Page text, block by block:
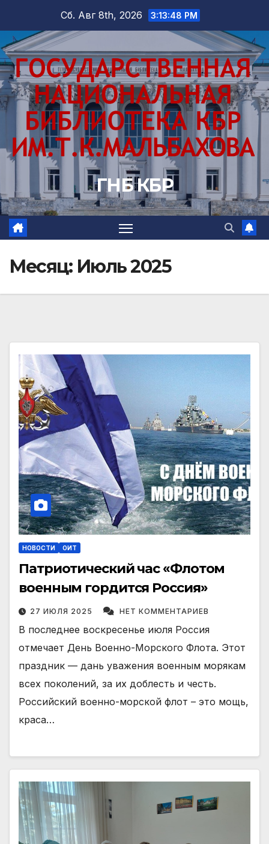
содержимому
Сб. Авг 8th, 2026 3:13:50 PM
ГНБ КБР
Месяц: Июль 2025
НОВОСТИ ОИТ
Патриотический час «Флотом
военным гордится Россия»
27 ИЮЛЯ 2025 НЕТ КОММЕНТАРИЕВ
В последнее воскресенье июля Россия
отмечает День Военно-Морского Флота. Этот
праздник — дань уважения военным морякам
всех поколений, за их доблесть и честь.
Российский военно-морской флот – это мощь,
краса…